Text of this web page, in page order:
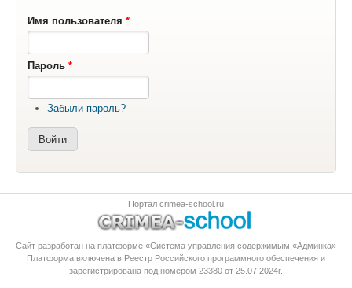
Имя пользователя *
Пароль *
Забыли пароль?
Портал crimea-school.ru
Сайт разработан на платформе «Система управления содержимым «Админка»
Платформа включена в Реестр Российского программного обеспечения и
зарегистрирована под номером 23380 от 25.07.2024г.